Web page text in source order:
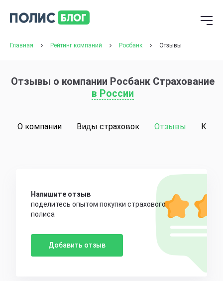
Главная Рейтинг компаний Росбанк Отзывы
Отзывы о компании Росбанк Страхование
в России
О компании Виды страховок Отзывы
Напишите отзыв
поделитесь опытом покупки страхового
полиса
Добавить отзыв